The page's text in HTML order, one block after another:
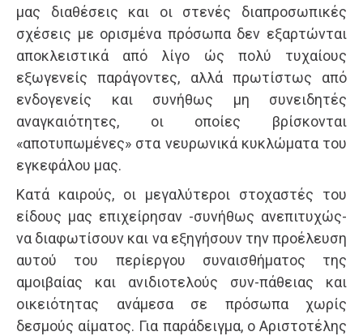
μας διαθέσεις και οι στενές διαπροσωπικές
σχέσεις με ορισμένα πρόσωπα δεν εξαρτώνται
αποκλειστικά από λίγο ώς πολύ τυχαίους
εξωγενείς παράγοντες, αλλά πρωτίστως από
ενδογενείς και συνήθως μη συνειδητές
αναγκαιότητες, οι οποίες βρίσκονται
«αποτυπωμένες» στα νευρωνικά κυκλώματα του
εγκεφάλου μας.
Κατά καιρούς, οι μεγαλύτεροι στοχαστές του
είδους μας επιχείρησαν -συνήθως ανεπιτυχώς-
να διαφωτίσουν και να εξηγήσουν την προέλευση
αυτού του περίεργου συναισθήματος της
αμοιβαίας και ανιδιοτελούς συν-πάθειας και
οικειότητας ανάμεσα σε πρόσωπα χωρίς
δεσμούς αίματος. Για παράδειγμα, ο Αριστοτέλης